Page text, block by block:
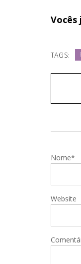
TAGS:
Nome*
Website